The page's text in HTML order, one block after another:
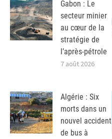
Gabon : Le
secteur minier
au cœur de la
stratégie de
l’après-pétrole
7 août 2026
Algérie : Six
morts dans un
nouvel accident
de bus à